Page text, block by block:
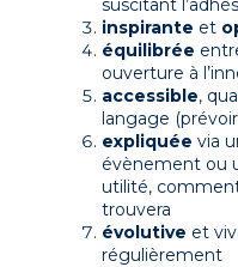
suscitant
inspirante et
équilibrée
ouverture à
accessible,
langage
expliquée via
évènement ou
utilité,
trouvera
évolutive et
régulièrement